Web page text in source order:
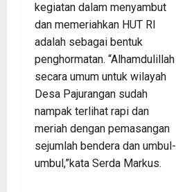
kegiatan dalam menyambut
dan memeriahkan HUT RI
adalah sebagai bentuk
penghormatan. “Alhamdulillah
secara umum untuk wilayah
Desa Pajurangan sudah
nampak terlihat rapi dan
meriah dengan pemasangan
sejumlah bendera dan umbul-
umbul,”kata Serda Markus.